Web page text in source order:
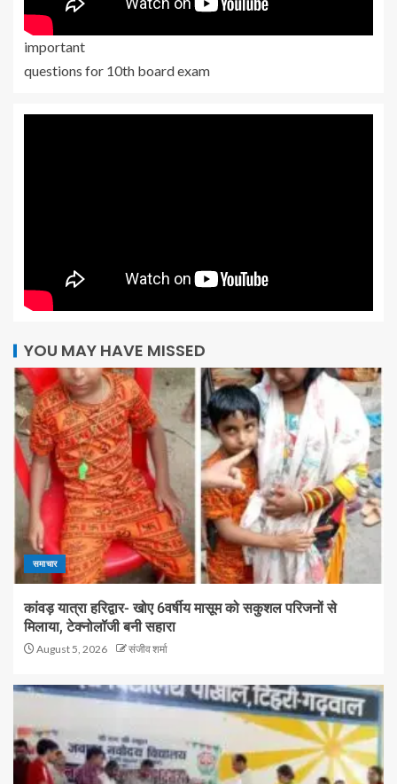
important
questions for 10th board exam
YOU MAY HAVE MISSED
समाचार
कांवड़ यात्रा हरिद्वार- खोए 6वर्षीय मासूम को सकुशल परिजनों से
मिलाया, टेक्नोलॉजी बनी सहारा
August 5, 2026 संजीव शर्मा